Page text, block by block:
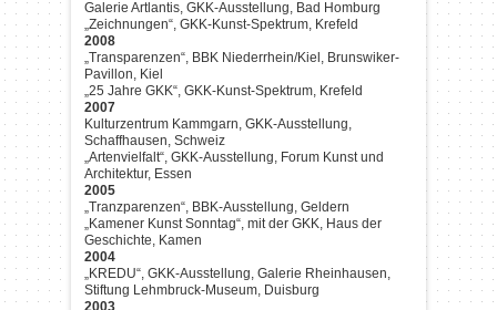
Galerie Artlantis, GKK-Ausstellung, Bad Homburg
„Zeichnungen“, GKK-Kunst-Spektrum, Krefeld
2008
„Transparenzen“, BBK Niederrhein/Kiel, Brunswiker-
Pavillon, Kiel
„25 Jahre GKK“, GKK-Kunst-Spektrum, Krefeld
2007
Kulturzentrum Kammgarn, GKK-Ausstellung,
Schaffhausen, Schweiz
„Artenvielfalt“, GKK-Ausstellung, Forum Kunst und
Architektur, Essen
2005
„Tranzparenzen“, BBK-Ausstellung, Geldern
„Kamener Kunst Sonntag“, mit der GKK, Haus der
Geschichte, Kamen
2004
„KREDU“, GKK-Ausstellung, Galerie Rheinhausen,
Stiftung Lehmbruck-Museum, Duisburg
2003